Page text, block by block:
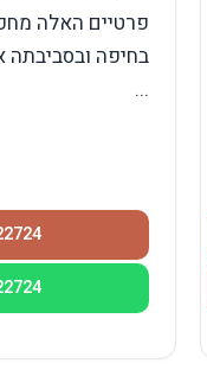
פרטיים האלה
בחיפה ובסביבתה
...